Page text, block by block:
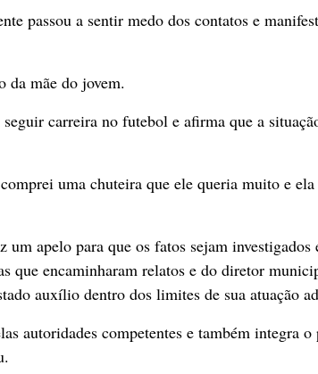
passou a sentir medo dos contatos e
da mãe do jovem.
carreira no futebol e afirma que a
uma chuteira que ele queria muito e
apelo para que os fatos sejam investigados
que encaminharam relatos e do diretor
auxílio dentro dos limites de sua atuação
autoridades competentes e também integra